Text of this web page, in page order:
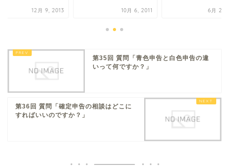
12月 9, 2013 10月 6, 2011 6月 28,
第35回 質問「青色申告と白色申告の違
いって何ですか？」
第36回 質問「確定申告の相談はどこに
すればいいのですか？」